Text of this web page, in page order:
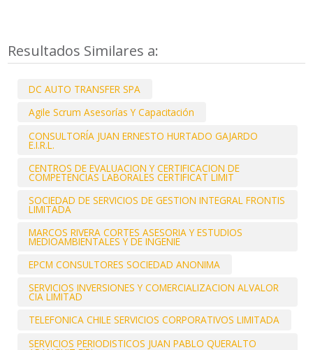
Resultados Similares a:
DC AUTO TRANSFER SPA
Agile Scrum Asesorías Y Capacitación
CONSULTORÍA JUAN ERNESTO HURTADO GAJARDO
E.I.R.L.
CENTROS DE EVALUACION Y CERTIFICACION DE
COMPETENCIAS LABORALES CERTIFICAT LIMIT
SOCIEDAD DE SERVICIOS DE GESTION INTEGRAL FRONTIS
LIMITADA
MARCOS RIVERA CORTES ASESORIA Y ESTUDIOS
MEDIOAMBIENTALES Y DE INGENIE
EPCM CONSULTORES SOCIEDAD ANONIMA
SERVICIOS INVERSIONES Y COMERCIALIZACION ALVALOR
CIA LIMITAD
TELEFONICA CHILE SERVICIOS CORPORATIVOS LIMITADA
SERVICIOS PERIODISTICOS JUAN PABLO QUERALTO